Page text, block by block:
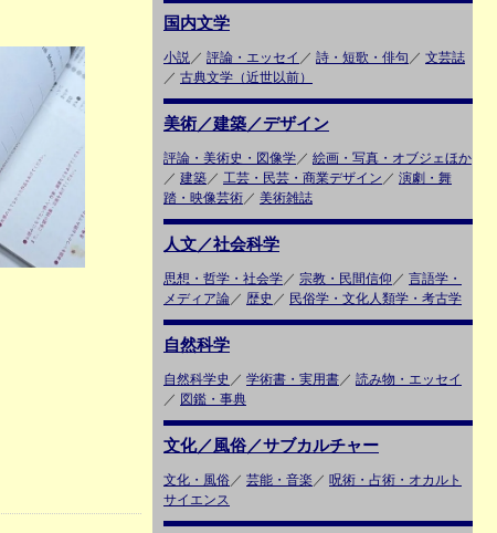
国内文学
小説／ 評論・エッセイ ／ 詩・短歌・俳句 ／ 文芸誌
／ 古典文学（近世以前）
美術／建築／デザイン
評論・美術史・図像学／ 絵画・写真・オブジェほか
／ 建築／ 工芸・民芸・商業デザイン ／ 演劇・舞
踏・映像芸術／ 美術雑誌
人文／社会科学
思想・哲学・社会学／ 宗教・民間信仰 ／ 言語学・
メディア論／ 歴史 ／ 民俗学・文化人類学・考古学
自然科学
自然科学史 ／ 学術書・実用書／ 読み物・エッセイ
／ 図鑑・事典
文化／風俗／サブカルチャー
文化・風俗／ 芸能・音楽 ／ 呪術・占術・オカルト
サイエンス